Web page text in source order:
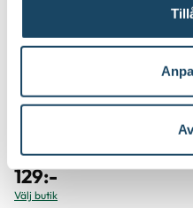
Cirsium rivulare
129:-
Välj butik